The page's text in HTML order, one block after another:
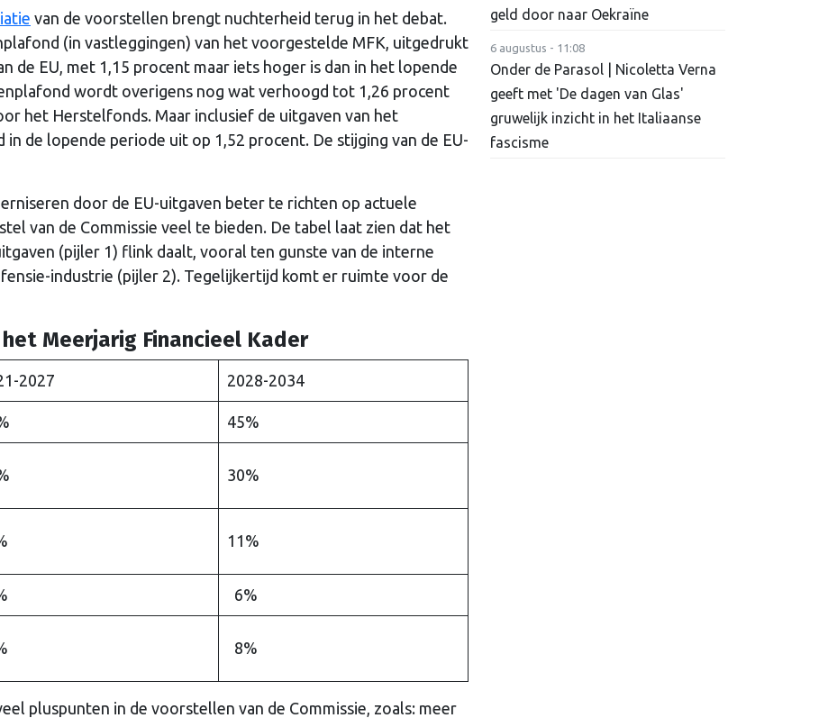
van de voorstellen brengt nuchterheid terug in het debat.
(in vastleggingen) van het voorgestelde MFK, uitgedrukt
de EU, met 1,15 procent maar iets hoger is dan in het lopende
wordt overigens nog wat verhoogd tot 1,26 procent
het Herstelfonds. Maar inclusief de uitgaven van het
de lopende periode uit op 1,52 procent. De stijging van de EU-
door de EU-uitgaven beter te richten op actuele
van de Commissie veel te bieden. De tabel laat zien dat het
(pijler 1) flink daalt, vooral ten gunste van de interne
industrie (pijler 2). Tegelijkertijd komt er ruimte voor de
Meerjarig Financieel Kader
2027 2028-2034
45%
30%
11%
6%
8%
pluspunten in de voorstellen van de Commissie, zoals: meer
geld door naar Oekraïne
6 augustus - 11:08
Onder de Parasol | Nicoletta Verna
geeft met 'De dagen van Glas'
gruwelijk inzicht in het Italiaanse
fascisme